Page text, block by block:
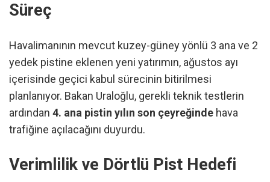
Süreç
Havalimanının mevcut kuzey-güney yönlü 3 ana ve 2
yedek pistine eklenen yeni yatırımın, ağustos ayı
içerisinde geçici kabul sürecinin bitirilmesi
planlanıyor. Bakan Uraloğlu, gerekli teknik testlerin
ardından 4. ana pistin yılın son çeyreğinde hava
trafiğine açılacağını duyurdu.
Verimlilik ve Dörtlü Pist Hedefi